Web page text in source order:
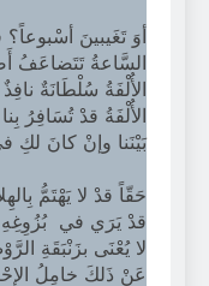
أوَ تَغَيبينَ
السَّاعةُ تَتَضاعَفُ
الأُلْفَةُ سُلْطَانَةٌ
الأُلْفَةُ قدْ تُسَافِرُ
بَيْنَنا وإنْ كانَ
حَقّاً قدْ لا يَهْتَمُّ
قدْ يَرَي في بُزُوِغِهِ
لا يُعْنَى بزَنْبَقَةِ
عَنْ ذَلكَ خامِلُ